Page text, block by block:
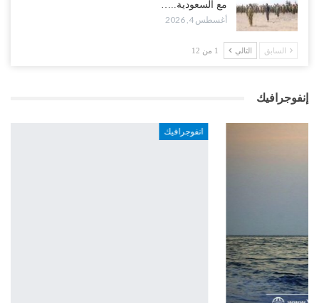
مع السعودية..…
أغسطس 4, 2026
السابق التالي 1 من 12
إنفوجرافيك